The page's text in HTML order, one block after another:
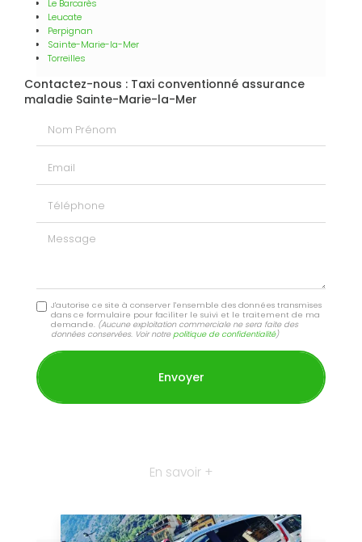
Le Barcarès
Leucate
Perpignan
Sainte-Marie-la-Mer
Torreilles
Contactez-nous : Taxi conventionné assurance
maladie Sainte-Marie-la-Mer
Message
J'autorise ce site à conserver l'ensemble des données transmises
dans ce formulaire pour faciliter le suivi et le traitement de ma
demande. (Aucune exploitation commerciale ne sera faite des
données conservées. Voir notrepolitique de confidentialité)
En savoir +